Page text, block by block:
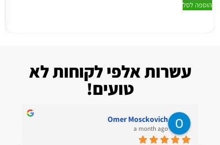
הוספה לסל
עשרות אלפי לקוחות לא
טועים!